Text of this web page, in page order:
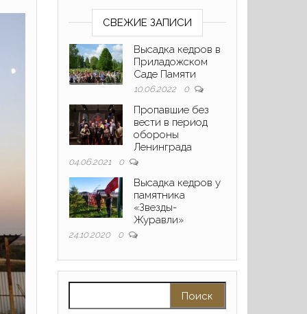
СВЕЖИЕ ЗАПИСИ
Высадка кедров в
Приладожском
Саде Памяти
10.06.2022 0
Пропавшие без
вести в период
обороны
Ленинграда
04.06.2021 0
Высадка кедров у
памятника
«Звезды-
Журавли»
24.10.2020 0